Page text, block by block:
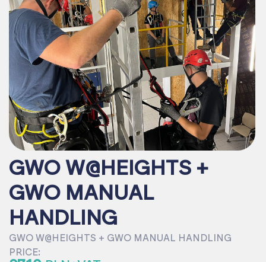
GWO W@HEIGHTS +
GWO MANUAL
HANDLING
GWO W@HEIGHTS + GWO MANUAL HANDLING
PRICE: